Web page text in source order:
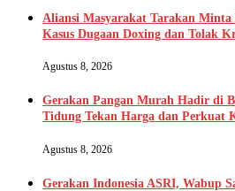
Aliansi Masyarakat Tarakan Minta
Kasus Dugaan Doxing dan Tolak
Agustus 8, 2026
Gerakan Pangan Murah Hadir di
Tidung Tekan Harga dan Perkuat
Agustus 8, 2026
Gerakan Indonesia ASRI, Wabup